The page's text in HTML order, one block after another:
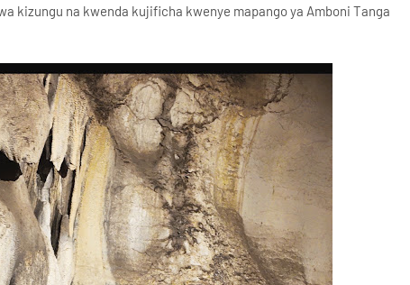
kizungu na kwenda kujificha kwenye mapango ya Amboni Tanga